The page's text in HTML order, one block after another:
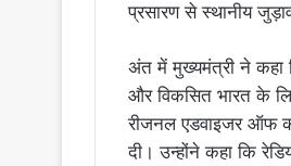
प्रसारण से स्थानीय
अंत में मुख्यमंत्री ने कहा
और विकसित भारत के
रीजनल एडवाइजर ऑफ
दी। उन्होंने कहा कि